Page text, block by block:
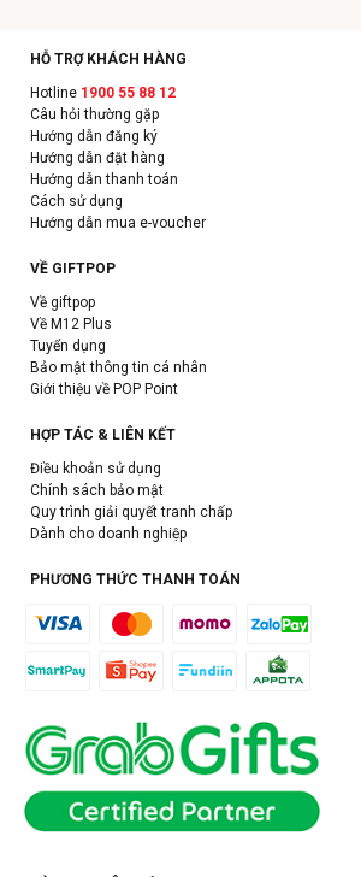
HỖ TRỢ KHÁCH HÀNG
Hotline 1900 55 88 12
Câu hỏi thường gặp
Hướng dẫn đăng ký
Hướng dẫn đặt hàng
Hướng dẫn thanh toán
Cách sử dụng
Hướng dẫn mua e-voucher
VỀ GIFTPOP
Về giftpop
Về M12 Plus
Tuyển dụng
Bảo mật thông tin cá nhân
Giới thiệu về POP Point
HỢP TÁC & LIÊN KẾT
Điều khoản sử dụng
Chính sách bảo mật
Quy trình giải quyết tranh chấp
Dành cho doanh nghiệp
PHƯƠNG THỨC THANH TOÁN